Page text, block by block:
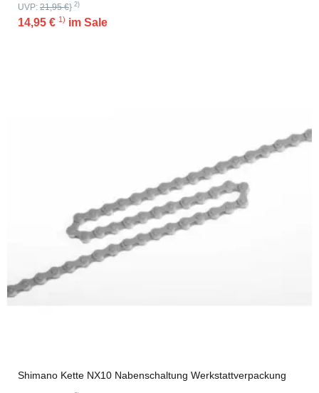
UVP: 21,95 €} 2)
14,95 € 1) im Sale
Shimano Kette NX10 Nabenschaltung Werkstattverpackung